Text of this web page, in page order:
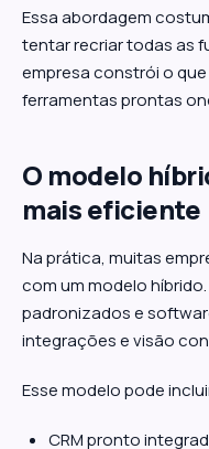
Essa abordagem
tentar recriar todas as
empresa constrói o
ferramentas prontas
O modelo
mais eficiente
Na prática, muitas
com um modelo
padronizados e
integrações e visão
Esse modelo pode
CRM pronto